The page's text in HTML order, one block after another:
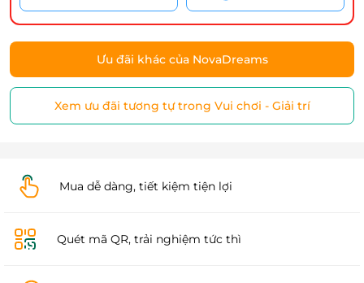
Ưu đãi khác của NovaDreams
Xem ưu đãi tương tự trong Vui chơi - Giải trí
Mua dễ dàng, tiết kiệm tiện lợi
Quét mã QR, trải nghiệm tức thì